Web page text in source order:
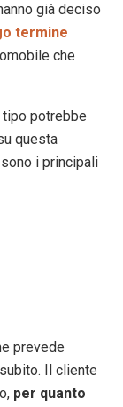
già deciso
termine
che
potrebbe
questa
i principali
prevede
Il cliente
per quanto